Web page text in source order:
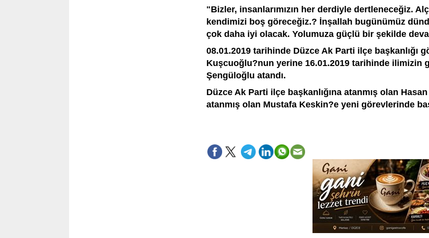
"Bizler, insanlarımızın her derdiyle dertleneceğiz.
kendimizi boş göreceğiz.? İnşallah bugünümüz
çok daha iyi olacak. Yolumuza güçlü bir şekilde
08.01.2019 tarihinde Düzce Ak Parti ilçe başkanlığı
Kuşcuoğlu?nun yerine 16.01.2019 tarihinde ilimizin
Şengüloğlu atandı.
Düzce Ak Parti ilçe başkanlığına atanmış olan
atanmış olan Mustafa Keskin?e yeni görevlerinde